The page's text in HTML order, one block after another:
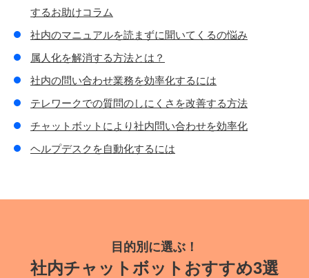
するお助けコラム
社内のマニュアルを読まずに聞いてくるの悩み
属人化を解消する方法とは？
社内の問い合わせ業務を効率化するには
テレワークでの質問のしにくさを改善する方法
チャットボットにより社内問い合わせを効率化
ヘルプデスクを自動化するには
目的別に選ぶ！
社内チャットボットおすすめ3選